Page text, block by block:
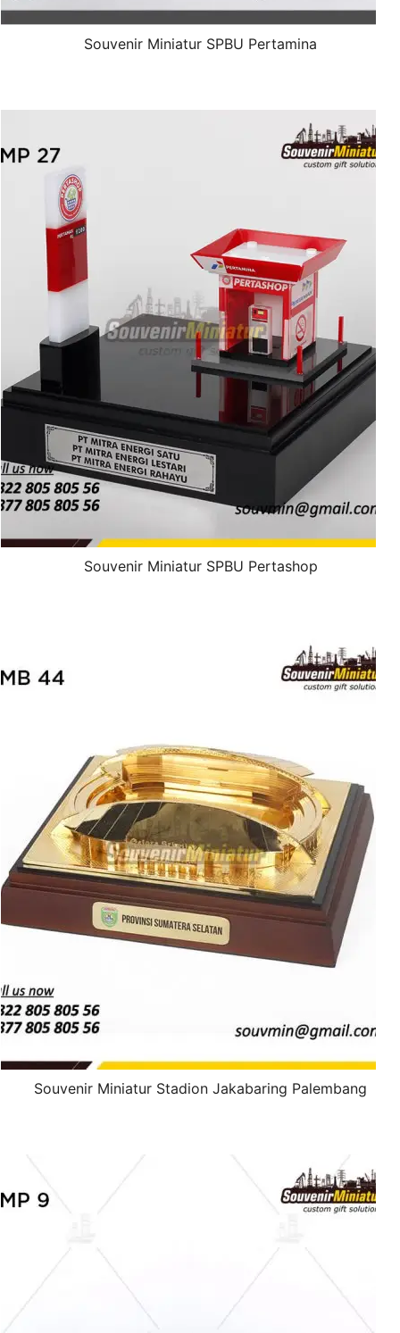
Souvenir Miniatur SPBU Pertamina
Souvenir Miniatur SPBU Pertashop
Souvenir Miniatur Stadion Jakabaring Palembang